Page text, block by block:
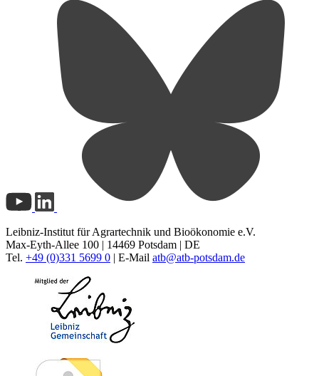
Leibniz-Institut für Agrartechnik und Bioökonomie e.V.
Max-Eyth-Allee 100 | 14469 Potsdam | DE
Tel. +49 (0)331 5699 0 | E-Mail atb@atb-potsdam.de